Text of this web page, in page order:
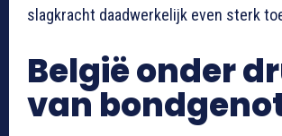
slagkracht daadwerkelijk even sterk
België onder
van